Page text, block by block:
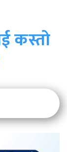
कस्तो